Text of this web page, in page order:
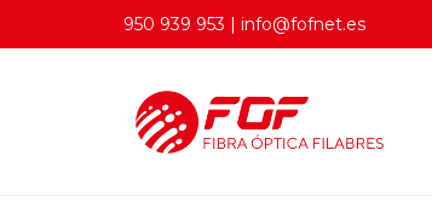
950 939 953 | info@fofnet.es